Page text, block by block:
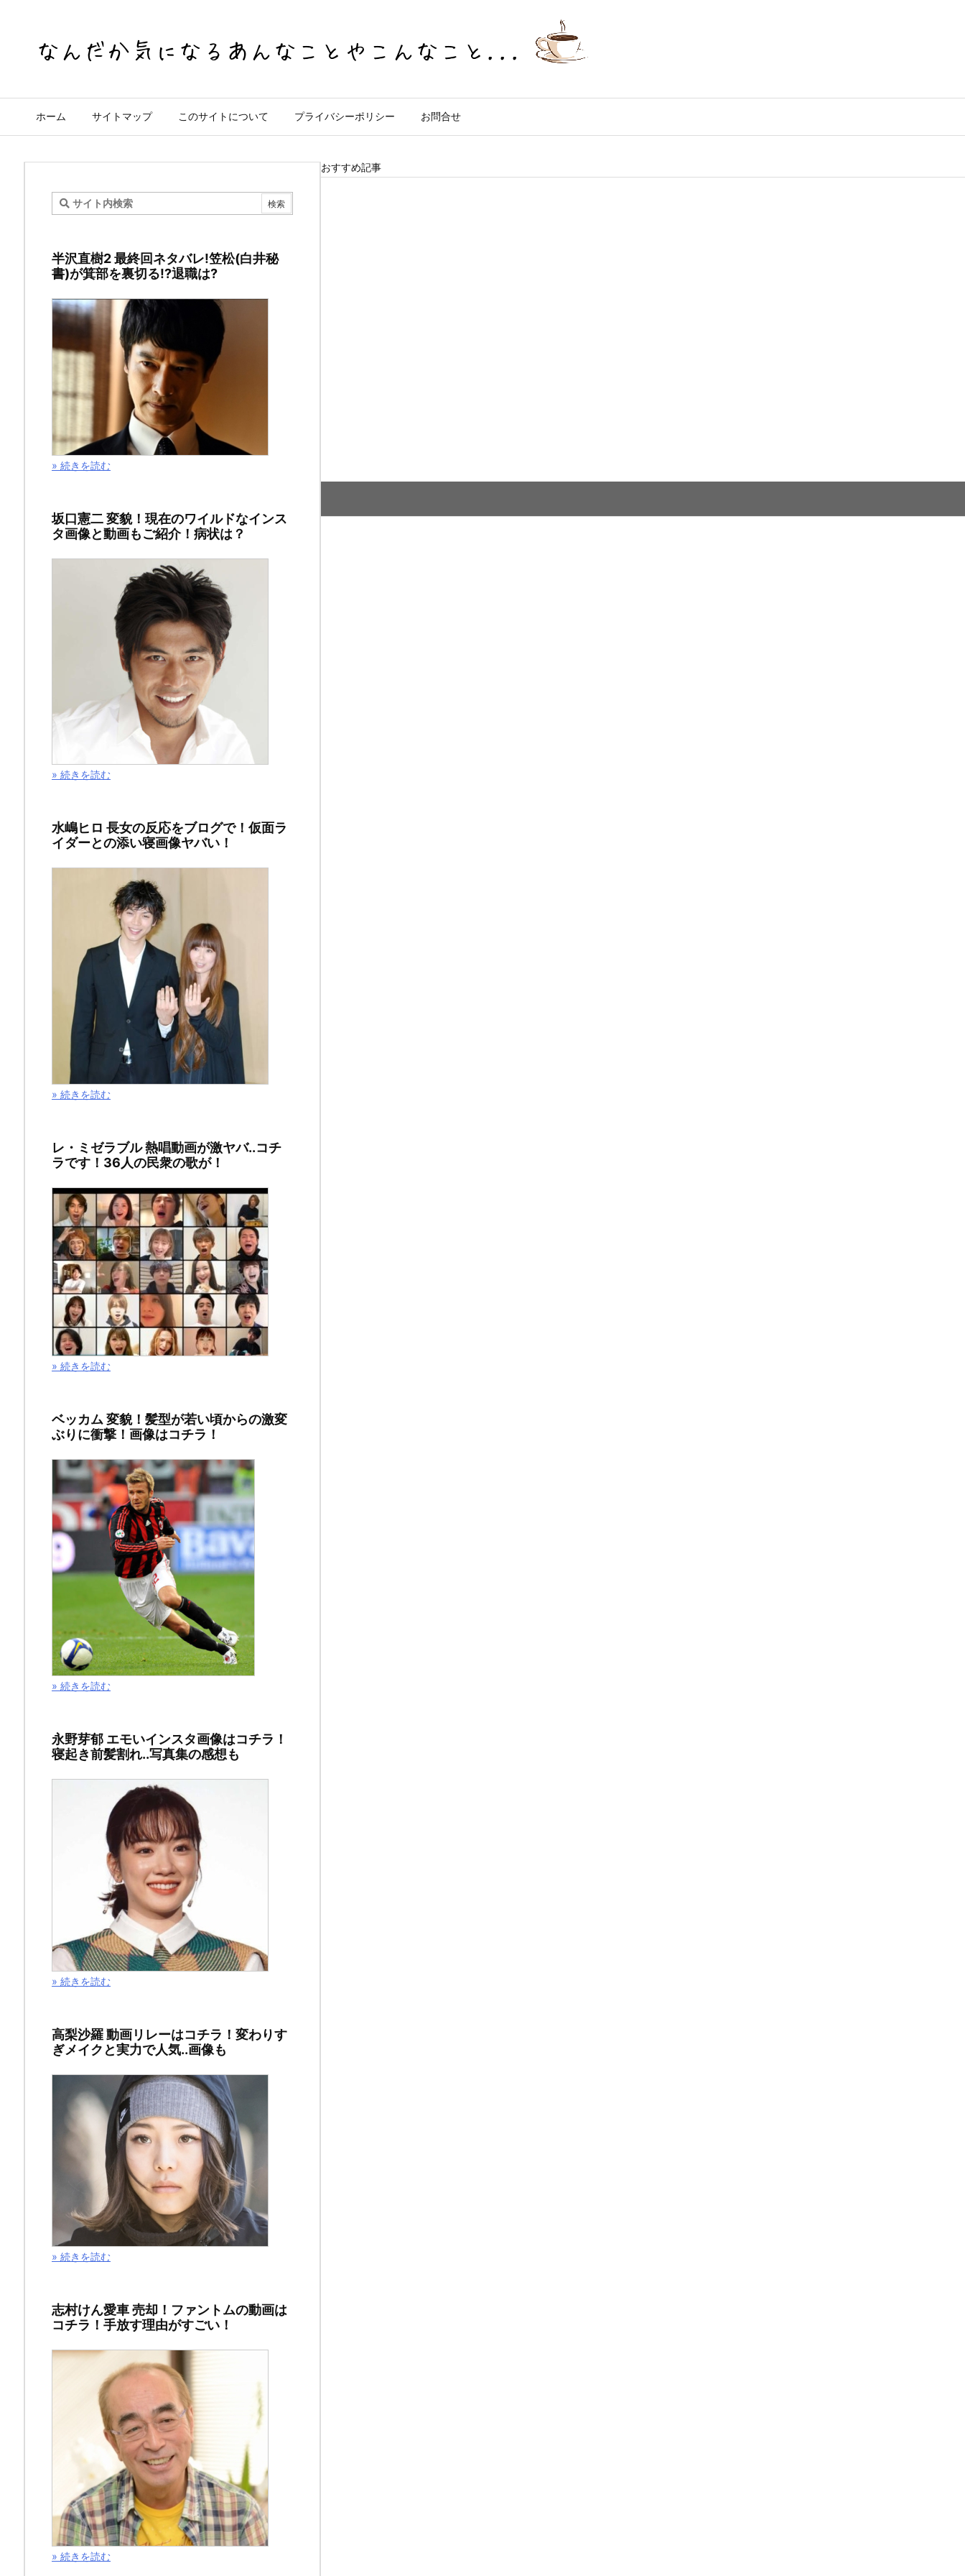
ホーム サイトマップ このサイトについて プライバシーポリシー お問合せ
あ
い
い
と
漫
画
の
ネ
バ
レ
気
ず
空
気
紘
と
比
瀬
年
1
月
19
日
2019
年
2
月
ス
ポ
ン
ー
ク
記
事
は
画
「あ
い
と」
第
２
の
タ
レ
と
感
け
た
し
ま
す！
半沢直樹2 最終回ネタバレ!笠松(白井秘
書)が箕部を裏切る!?退職は?
» 続きを読む
坂口憲二 変貌！現在のワイルドなインス
タ画像と動画もご紹介！病状は？
» 続きを読む
水嶋ヒロ 長女の反応をブログで！仮面ラ
イダーとの添い寝画像ヤバい！
» 続きを読む
レ・ミゼラブル 熱唱動画が激ヤバ..コチ
ラです！36人の民衆の歌が！
» 続きを読む
ベッカム 変貌！髪型が若い頃からの激変
ぶりに衝撃！画像はコチラ！
» 続きを読む
永野芽郁 エモいインスタ画像はコチラ！
寝起き前髪割れ..写真集の感想も
» 続きを読む
高梨沙羅 動画リレーはコチラ！変わりす
ぎメイクと実力で人気..画像も
» 続きを読む
志村けん愛車 売却！ファントムの動画は
コチラ！手放す理由がすごい！
» 続きを読む
おすすめ記事